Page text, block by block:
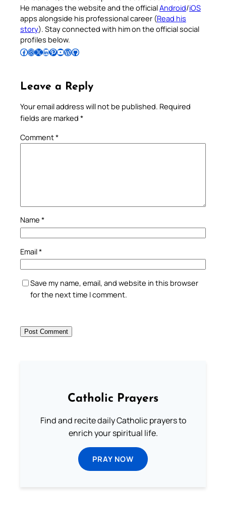
He manages the website and the officialAndroid/iOS
apps alongside his professional career (Read his
story). Stay connected with him on the official social
profiles below.
Follow Pradeep on Facebook Follow Pradeep on InstagramFollow Pradeep on X Follow Pradeep on LinkedIn Follow Pradeep on Pinterest Subscribe to Pradeep’s Youtube Channel Follow Pradeep on WordPress Follow Pradeep on GitHub
Leave a Reply
Your email address will not be published. Required
fields are marked *
Comment*
Name *
Email*
Save my name, email, and website in this browser
for the next time I comment.
Catholic Prayers
Find and recite daily Catholic prayers to
enrich your spiritual life.
PRAY NOW